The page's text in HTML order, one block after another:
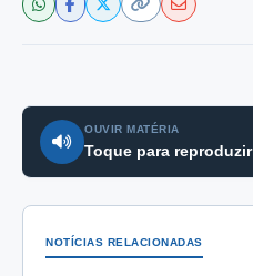
OUVIR MATÉRIA
Toque para reproduzir
NOTÍCIAS RELACIONADAS